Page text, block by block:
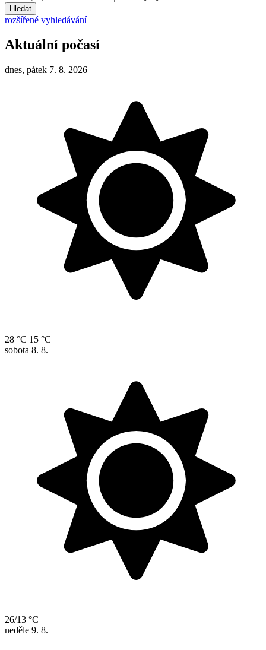
Hledat
rozšířené vyhledávání
Aktuální počasí
dnes, pátek 7. 8. 2026
28 °C 15 °C
sobota 8. 8.
26/13 °C
neděle 9. 8.